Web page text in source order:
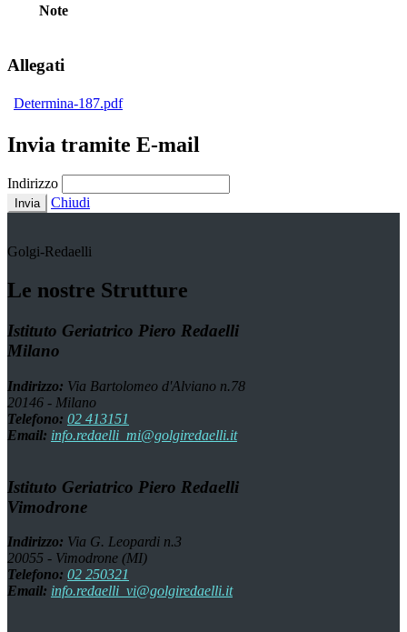
Note
Allegati
Determina-187.pdf
Invia tramite E-mail
Indirizzo
Invia Chiudi
Golgi-Redaelli
Le nostre Strutture
Istituto Geriatrico Piero Redaelli
Milano
Indirizzo: Via Bartolomeo d'Alviano n.78
20146 - Milano
Telefono: 02 413151
Email: info.redaelli_mi@golgiredaelli.it
Istituto Geriatrico Piero Redaelli
Vimodrone
Indirizzo: Via G. Leopardi n.3
20055 - Vimodrone (MI)
Telefono: 02 250321
Email: info.redaelli_vi@golgiredaelli.it